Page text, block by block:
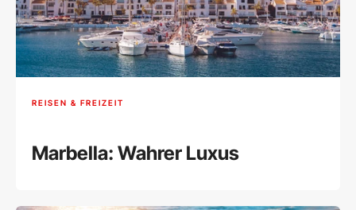
REISEN & FREIZEIT
Marbella: Wahrer Luxus